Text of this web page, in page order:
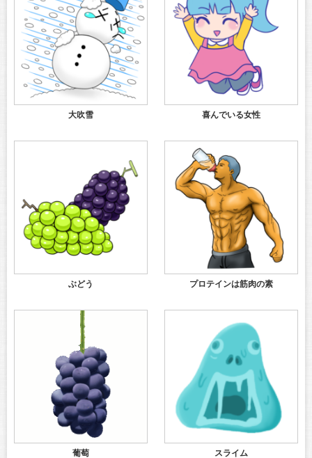
大吹雪 喜んでいる女性
ぶどう プロテインは筋肉の素
葡萄 スライム